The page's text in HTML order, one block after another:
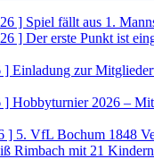
] Spiel fällt aus 1.
] Der erste Punkt ist
] Einladung zur
] Hobbyturnier 2026 –
] 5. VfL Bochum 1848
Rimbach mit 21 Kindern